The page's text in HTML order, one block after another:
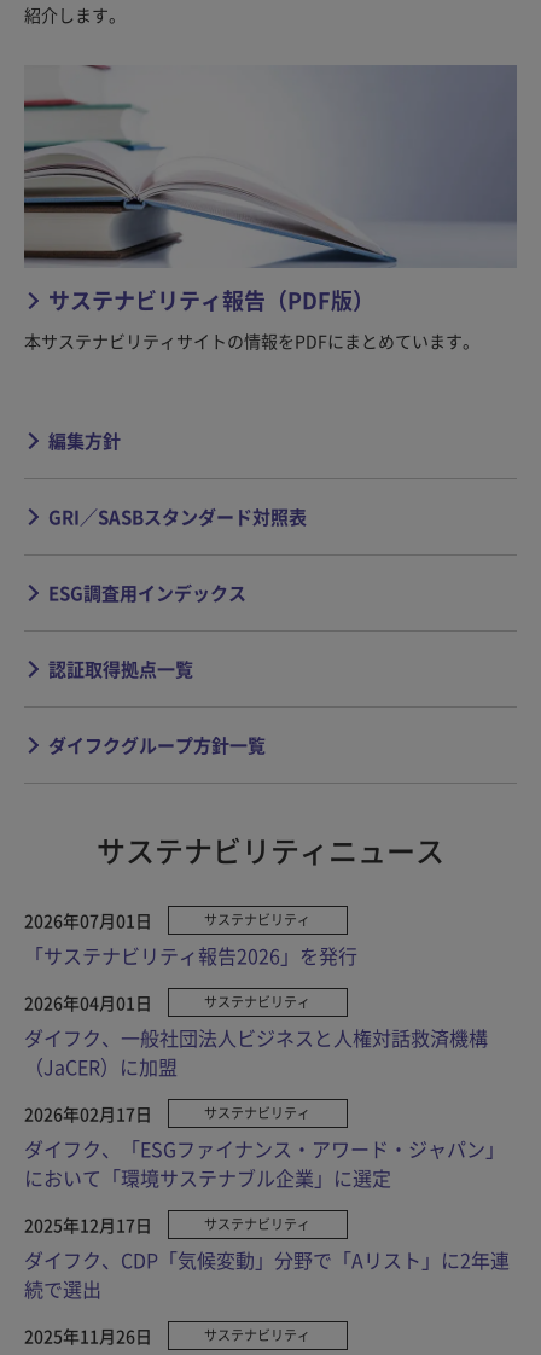
紹介します。
サステナビリティ報告（PDF版）
本サステナビリティサイトの情報をPDFにまとめています。
編集方針
GRI／SASBスタンダード対照表
ESG調査用インデックス
認証取得拠点一覧
ダイフクグループ方針一覧
サステナビリティニュース
2026年07月01日 サステナビリティ
「サステナビリティ報告2026」を発行
2026年04月01日 サステナビリティ
ダイフク、一般社団法人ビジネスと人権対話救済機構
（JaCER）に加盟
2026年02月17日 サステナビリティ
ダイフク、「ESGファイナンス・アワード・ジャパン」
において「環境サステナブル企業」に選定
2025年12月17日 サステナビリティ
ダイフク、CDP「気候変動」分野で「Aリスト」に2年連
続で選出
2025年11月26日 サステナビリティ